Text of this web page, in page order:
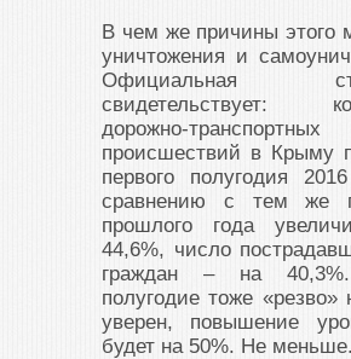
В чем же причины этого
уничтожения и
Официальная
свидетельствует:
дорожно-транспортных
происшествий в Крыму
первого полугодия
сравнению с тем же
прошлого года
44,6%, число
граждан – на
полугодие тоже «резво»
уверен, повышение
будет на 50%. Не меньше.